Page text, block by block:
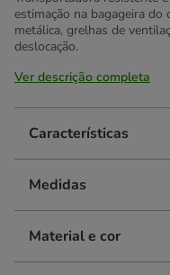
estimação na bagageira
metálica, grelhas de
deslocação.
Ver descrição completa
Características
Medidas
Material e cor